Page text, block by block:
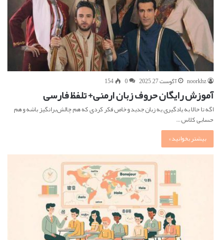
noorkhz آگوست 27, 2025 0
154
آموزش رایگان حروف زبان ارمنی+ تلفظ فارسی
اگه تا حالا به یادگیری یه زبان جدید و خاص فکر کردی که هم چالش‌برانگیز باشه و هم
حسابی کلاس…
بیشتر بخوانید »